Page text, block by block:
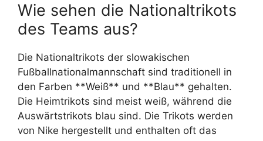
Wie sehen die Nationaltrikots
des Teams aus?
Die Nationaltrikots der slowakischen
Fußballnationalmannschaft sind traditionell in
den Farben **Weiß** und **Blau** gehalten.
Die Heimtrikots sind meist weiß, während die
Auswärtstrikots blau sind. Die Trikots werden
von Nike hergestellt und enthalten oft das